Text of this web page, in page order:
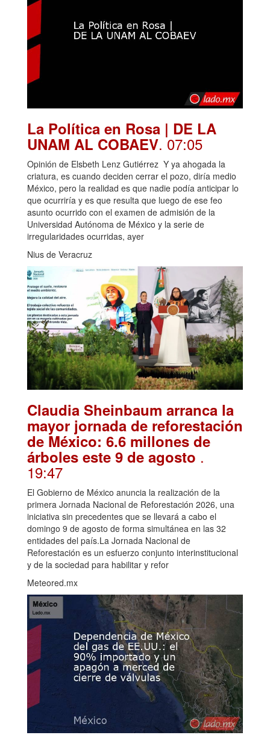
La Política en Rosa | DE LA
UNAM AL COBAEV. 07:05
Opinión de Elsbeth Lenz Gutiérrez Y ya ahogada la
criatura, es cuando deciden cerrar el pozo, diría medio
México, pero la realidad es que nadie podía anticipar lo
que ocurriría y es que resulta que luego de ese feo
asunto ocurrido con el examen de admisión de la
Universidad Autónoma de México y la serie de
irregularidades ocurridas, ayer
Nius de Veracruz
Claudia Sheinbaum arranca la
mayor jornada de reforestación
de México: 6.6 millones de
árboles este 9 de agosto .
19:47
El Gobierno de México anuncia la realización de la
primera Jornada Nacional de Reforestación 2026, una
iniciativa sin precedentes que se llevará a cabo el
domingo 9 de agosto de forma simultánea en las 32
entidades del país.La Jornada Nacional de
Reforestación es un esfuerzo conjunto interinstitucional
y de la sociedad para habilitar y refor
Meteored.mx